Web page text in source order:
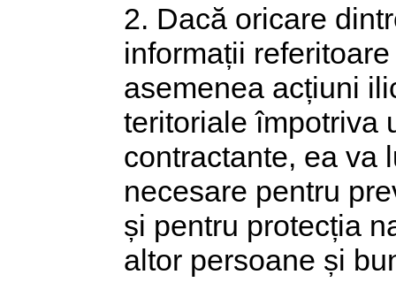
2. Dacă oricare
informații
asemenea acțiuni
teritoriale împotriva
contractante, ea va
necesare pentru
și pentru protecția
altor persoane și